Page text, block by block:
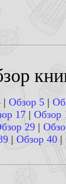
| Обзор 5 |
17 | Обзор
29 |
| Обзор 40|